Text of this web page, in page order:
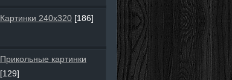
Картинки 240х320 [186]
Прикольные картинки
[129]